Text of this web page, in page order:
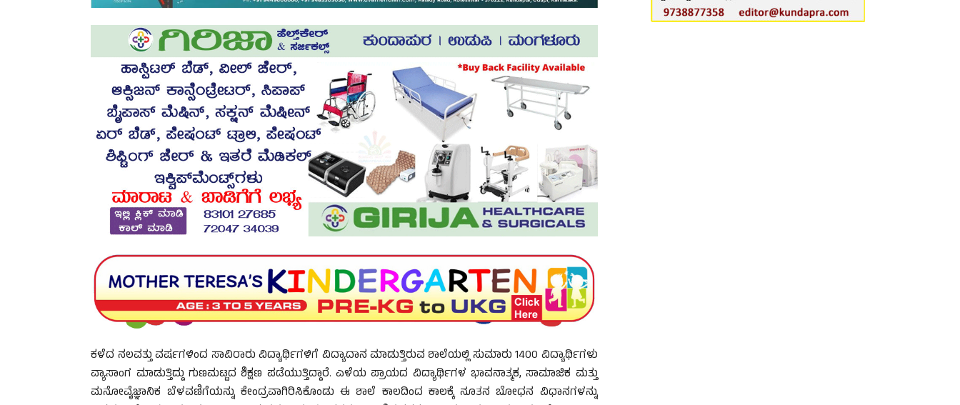
ಕಳೆದ ನಲವತ್ತು ವರ್ಷಗಳಿಂದ ಸಾವಿರಾರು ವಿದ್ಯಾರ್ಥಿಗಳಿಗೆ ವಿದ್ಯಾದಾನ ಮಾಡುತ್ತಿರುವ ಶಾಲೆಯಲ್ಲಿ ಸುಮಾರು 1400 ವಿದ್ಯಾರ್ಥಿಗಳು
ವ್ಯಾಸಾಂಗ ಮಾಡುತ್ತಿದ್ದು ಗುಣಮಟ್ಟದ ಶಿಕ್ಷಣ ಪಡೆಯುತ್ತಿದ್ದಾರೆ. ಎಳೆಯ ಪ್ರಾಯದ ವಿದ್ಯಾರ್ಥಿಗಳ ಭಾವನಾತ್ಮಕ, ಸಾಮಾಜಿಕ ಮತ್ತು
ಮನೋವೈಜ್ಞಾನಿಕ ಬೆಳವಣಿಗೆಯನ್ನು ಕೇಂದ್ರವಾಗಿರಿಸಿಕೊಂಡು ಈ ಶಾಲೆ ಕಾಲದಿಂದ ಕಾಲಕ್ಕೆ ನೂತನ ಬೋಧನ ವಿಧಾನಗಳನ್ನು